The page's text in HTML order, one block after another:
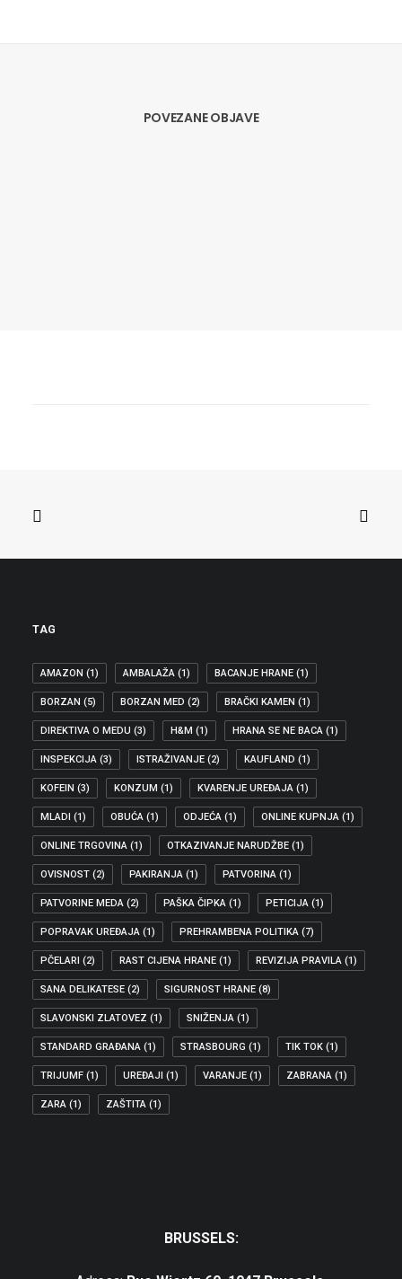
POVEZANE OBJAVE
ZAŠTITA POTROŠAČA,
TAG
AMAZON (1) AMBALAŽA (1) BACANJE HRANE (1)
BORZAN (5) BORZAN MED (2) BRAČKI KAMEN (1)
DIREKTIVA O MEDU (3) H&M (1) HRANA SE NE BACA (1)
INSPEKCIJA (3) ISTRAŽIVANJE (2) KAUFLAND (1)
KOFEIN (3) KONZUM (1) KVARENJE UREĐAJA (1)
MLADI (1) OBUĆA (1) ODJEĆA (1) ONLINE KUPNJA (1)
ONLINE TRGOVINA (1) OTKAZIVANJE NARUDŽBE (1)
OVISNOST (2) PAKIRANJA (1) PATVORINA (1)
PATVORINE MEDA (2) PAŠKA ČIPKA (1) PETICIJA (1)
POPRAVAK UREĐAJA (1) PREHRAMBENA POLITIKA (7)
PČELARI (2) RAST CIJENA HRANE (1) REVIZIJA PRAVILA (1)
SANA DELIKATESE (2) SIGURNOST HRANE (8)
SLAVONSKI ZLATOVEZ (1) SNIŽENJA (1)
STANDARD GRAĐANA (1) STRASBOURG (1) TIK TOK (1)
TRIJUMF (1) UREĐAJI (1) VARANJE (1) ZABRANA (1)
ZARA (1) ZAŠTITA (1)
BRUSSELS: